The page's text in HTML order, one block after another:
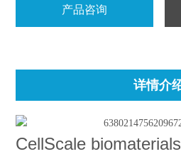
产品咨询
详情介
CellScale